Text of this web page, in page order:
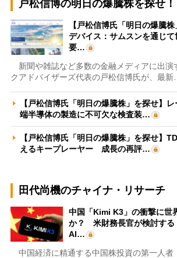
戸松信博の明日の爆騰株を探せ！
【戸松信博氏「明日の爆騰
デバイス：サムスンを通じ
要…
新聞や雑誌など多数の金融メディアに出演
クアドバイザーズ代表の戸松信博氏が、最新…
【戸松信博氏「明日の爆騰株」を探せ】
端半導体の製造に不可欠な検査装…
【戸松信博氏「明日の爆騰株」を探せ】
えるキープレーヤー 成長の再評…
田代尚機のチャイナ・リサーチ
中国「Kimi K3」の衝撃に世
か？ 米財務長官が検討する
AI…
中国経済に精通する中国株投資の第一人者